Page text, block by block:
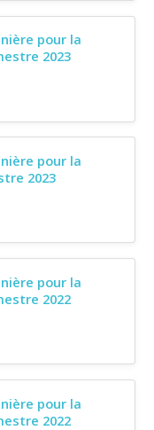
pour la
2023
pour la
2023
pour la
2022
pour la
2022